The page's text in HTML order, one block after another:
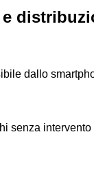
dallo
senza intervento